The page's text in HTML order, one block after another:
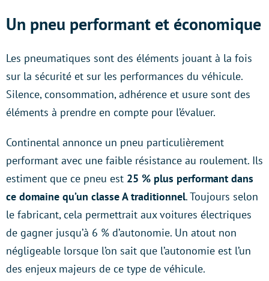
Un pneu performant et économique
Les pneumatiques sont des éléments jouant à la fois
sur la sécurité et sur les performances du véhicule.
Silence, consommation, adhérence et usure sont des
éléments à prendre en compte pour l’évaluer.
Continental annonce un pneu particulièrement
performant avec une faible résistance au roulement. Ils
estiment que ce pneu est 25 % plus performant dans
ce domaine qu’un classe A traditionnel. Toujours selon
le fabricant, cela permettrait aux voitures électriques
de gagner jusqu’à 6 % d’autonomie. Un atout non
négligeable lorsque l’on sait que l’autonomie est l’un
des enjeux majeurs de ce type de véhicule.